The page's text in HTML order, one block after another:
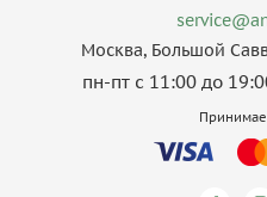
Москва, Большой
пн-пт с 11:00 до